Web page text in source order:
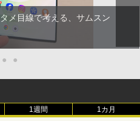
メ目線で考える、サムスン
● ●
1週間 1カ月